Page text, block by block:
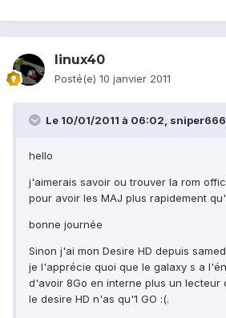
linux40
Posté(e) 10 janvier 2011
Le 10/01/2011 à 06:02,
hello
j'aimerais savoir ou trouver la rom
pour avoir les MAJ plus rapidement
bonne journée
Sinon j'ai mon Desire HD depuis
je l'apprécie quoi que le galaxy s a
d'avoir 8Go en interne plus un lecteur
le desire HD n'as qu'1 GO :(.